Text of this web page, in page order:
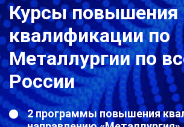
Курсы повышения
квалификации по
Металлургии по
России
2 программы повышения